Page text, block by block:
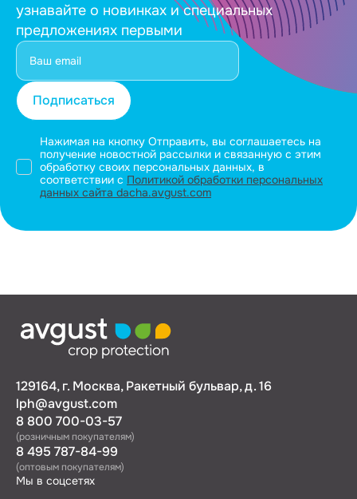
узнавайте о новинках и специальных
предложениях первыми
Подписаться
Нажимая на кнопку Отправить, вы соглашаетесь на
получение новостной рассылки и связанную с этим
обработку своих персональных данных, в
соответствии с Политикой обработки персональных
данных сайта dacha.avgust.com
129164, г. Москва, Ракетный бульвар, д. 16
lph@avgust.com
8 800 700-03-57
(розничным покупателям)
8 495 787-84-99
(оптовым покупателям)
Мы в соцсетях